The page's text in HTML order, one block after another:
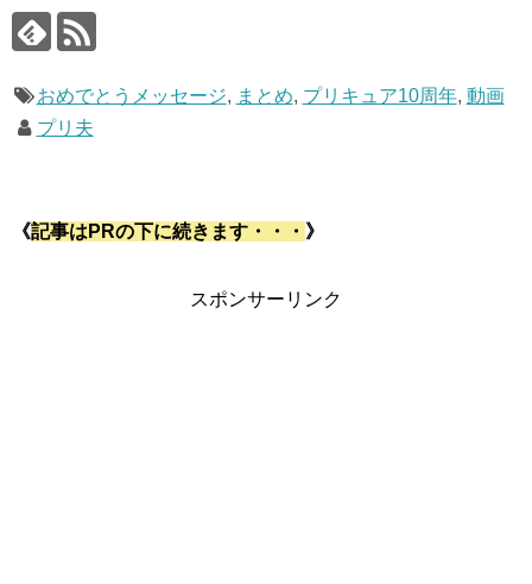
おめでとうメッセージ, まとめ, プリキュア10周年, 動画
プリ夫
《記事はPRの下に続きます・・・ 》
スポンサーリンク